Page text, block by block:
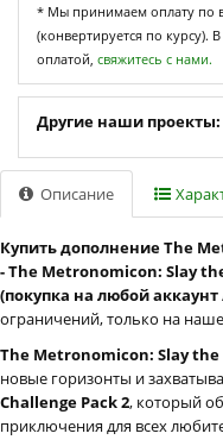
* Мы принимаем оплату по
(конвертируется по курсу).
оплатой, свяжитесь с нами.
Другие наши проекты:
Описание
Купить дополнение The
- The Metronomicon: Slay
(покупка на любой
ограничений, только на
The Metronomicon: Slay the
новые горизонты и
Challenge Pack 2, который
приключения для всех